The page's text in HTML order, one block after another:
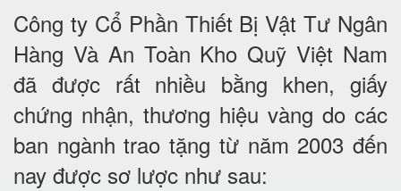
Công ty Cổ Phần Thiết Bị Vật Tư Ngân
Hàng Và An Toàn Kho Quỹ Việt Nam
đã được rất nhiều bằng khen, giấy
chứng nhận, thương hiệu vàng do các
ban ngành trao tặng từ năm 2003 đến
nay được sơ lược như sau: